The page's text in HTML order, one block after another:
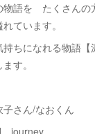
語を たくさんの
ています。
ちになれる物語
す。
さん/なおくん
journey